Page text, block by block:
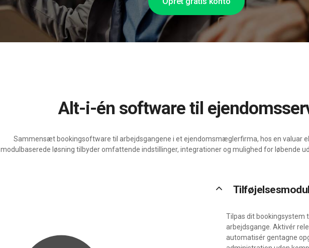
Alt-i-én software til
Sammensæt bookingsoftware til arbejdsgangene i et ejendomsmæglerfirma, hos en valuar
modulbaserede løsning tilbyder omfattende indstillinger, integrationer og mulighed for løbende
keyboard_arrow_up
Tilpas dit bookingsystem
arbejdsgange. Aktivér
automatisér gentagne